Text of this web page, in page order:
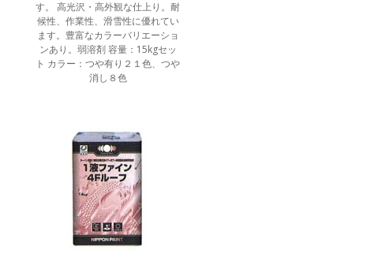
す。 高光沢・高外観な仕上り。耐
候性、作業性、滑雪性に優れてい
ます。豊富なカラーバリエーショ
ンあり。弱溶剤 容量：15kgセッ
ト カラー：つや有り２１色、つや
消し８色